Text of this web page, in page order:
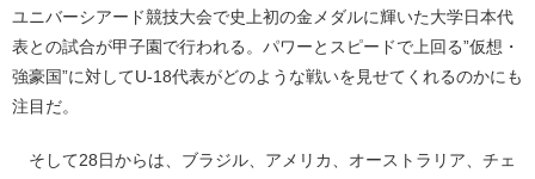
ユニバーシアード競技大会で史上初の金メダルに輝いた大学日本代
表との試合が甲子園で行われる。パワーとスピードで上回る”仮想・
強豪国”に対してU-18代表がどのような戦いを見せてくれるのかにも
注目だ。
そして28日からは、ブラジル、アメリカ、オーストラリア、チェ